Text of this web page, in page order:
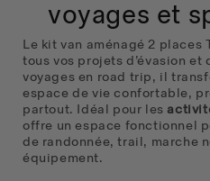
voyages et
Le kit van aménagé 2 places
tous vos projets d’évasion et
voyages en road trip, il
espace de vie confortable,
partout. Idéal pour les
offre un espace fonctionnel
de randonnée, trail, marche
équipement.